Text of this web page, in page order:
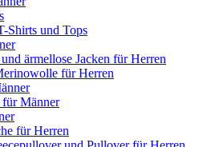
Shirts und Tops
ärmellose Jacken für Herren
für Herren
Männer
für Herren